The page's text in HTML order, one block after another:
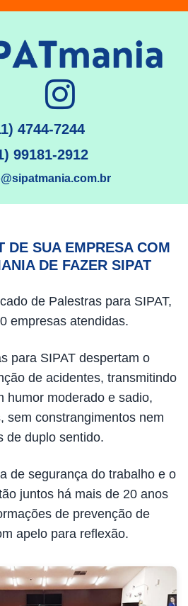
4744-7244
99181-2912
DE SUA EMPRESA COM
DE FAZER SIPAT
de Palestras para SIPAT,
empresas atendidas.
para SIPAT despertam o
de acidentes, transmitindo
humor moderado e sadio,
sem constrangimentos nem
de duplo sentido.
de segurança do trabalho e o
juntos há mais de 20 anos
de prevenção de
apelo para reflexão.